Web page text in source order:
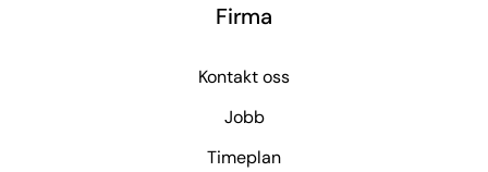
Firma
Kontakt oss
Jobb
Timeplan